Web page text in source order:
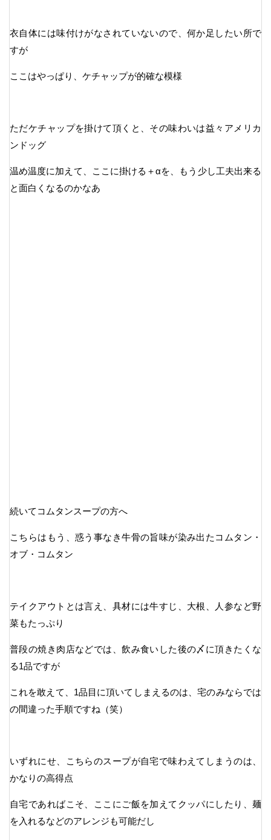
衣自体には味付けがなされていないので、何か足したい所で
すが
ここはやっぱり、ケチャップが的確な模様
ただケチャップを掛けて頂くと、その味わいは益々アメリカ
ンドッグ
温め温度に加えて、ここに掛ける＋αを、もう少し工夫出来る
と面白くなるのかなあ
続いてコムタンスープの方へ
こちらはもう、惑う事なき牛骨の旨味が染み出たコムタン・
オブ・コムタン
テイクアウトとは言え、具材には牛すじ、大根、人参など野
菜もたっぷり
普段の焼き肉店などでは、飲み食いした後の〆に頂きたくな
る1品ですが
これを敢えて、1品目に頂いてしまえるのは、宅のみならでは
の間違った手順ですね（笑）
いずれにせ、こちらのスープが自宅で味わえてしまうのは、
かなりの高得点
自宅であればこそ、ここにご飯を加えてクッパにしたり、麺
を入れるなどのアレンジも可能だし